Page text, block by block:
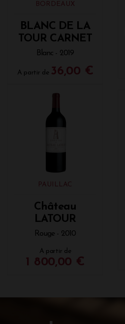
BORDEAUX
BLANC DE LA
TOUR CARNET
Blanc - 2019
A partir de 36,00 €
PAUILLAC
Château
LATOUR
Rouge - 2010
A partir de
1 800,00 €